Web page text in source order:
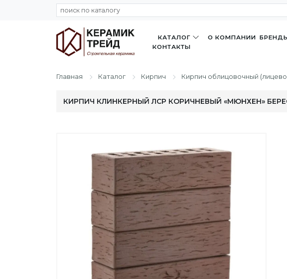
КАТАЛОГ О КОМПАНИИ
КОНТАКТЫ
Главная Каталог Кирпич Кирпич облицовочный
КИРПИЧ КЛИНКЕРНЫЙ ЛСР КОРИЧНЕВЫЙ «МЮНХЕН»